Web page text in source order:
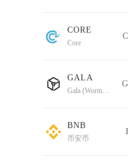
CORE
Core
GALA
Gala (Wormhole)
BNB
币安币